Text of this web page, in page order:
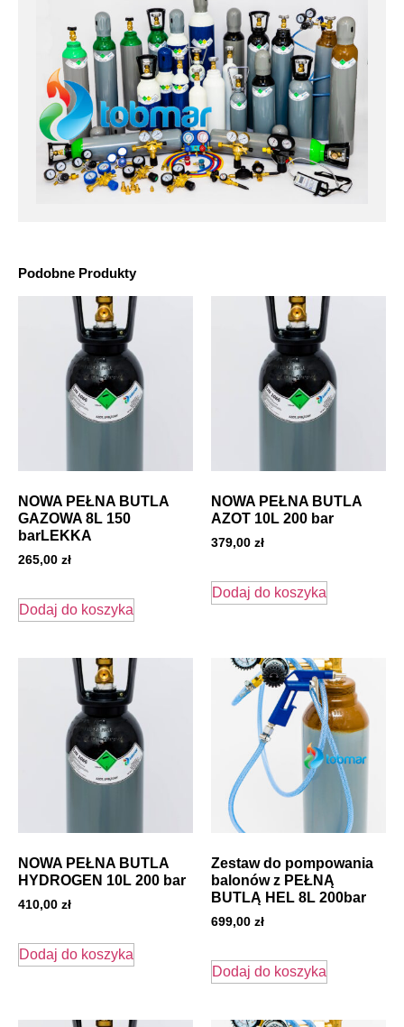
Podobne Produkty
NOWA PEŁNA BUTLA
GAZOWA 8L 150
barLEKKA
265,00 zł
Dodaj do koszyka
NOWA PEŁNA BUTLA
AZOT 10L 200 bar
379,00 zł
Dodaj do koszyka
NOWA PEŁNA BUTLA
HYDROGEN 10L 200 bar
410,00 zł
Dodaj do koszyka
Zestaw do pompowania
balonów z PEŁNĄ
BUTLĄ HEL 8L 200bar
699,00 zł
Dodaj do koszyka